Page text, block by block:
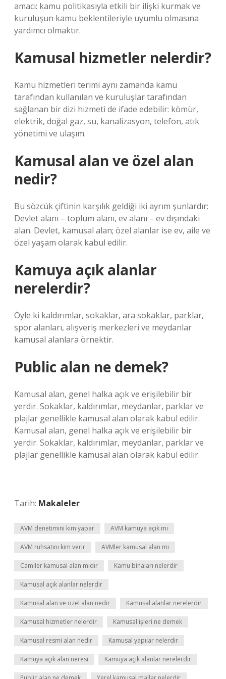
amacı: kamu politikasıyla etkili bir ilişki kurmak ve
kuruluşun kamu beklentileriyle uyumlu olmasına
yardımcı olmaktır.
Kamusal hizmetler nelerdir?
Kamu hizmetleri terimi aynı zamanda kamu
tarafından kullanılan ve kuruluşlar tarafından
sağlanan bir dizi hizmeti de ifade edebilir: kömür,
elektrik, doğal gaz, su, kanalizasyon, telefon, atık
yönetimi ve ulaşım.
Kamusal alan ve özel alan
nedir?
Bu sözcük çiftinin karşılık geldiği iki ayrım şunlardır:
Devlet alanı – toplum alanı, ev alanı – ev dışındaki
alan. Devlet, kamusal alan; özel alanlar ise ev, aile ve
özel yaşam olarak kabul edilir.
Kamuya açık alanlar
nerelerdir?
Öyle ki kaldırımlar, sokaklar, ara sokaklar, parklar,
spor alanları, alışveriş merkezleri ve meydanlar
kamusal alanlara örnektir.
Public alan ne demek?
Kamusal alan, genel halka açık ve erişilebilir bir
yerdir. Sokaklar, kaldırımlar, meydanlar, parklar ve
plajlar genellikle kamusal alan olarak kabul edilir.
Kamusal alan, genel halka açık ve erişilebilir bir
yerdir. Sokaklar, kaldırımlar, meydanlar, parklar ve
plajlar genellikle kamusal alan olarak kabul edilir.
Tarih: Makaleler
AVM denetimini kim yapar AVM kamuya açık mı
AVM ruhsatını kim verir AVMler kamusal alan mı
Camiler kamusal alan mıdır Kamu binaları nelerdir
Kamusal açık alanlar nelerdir
Kamusal alan ve özel alan nedir Kamusal alanlar nerelerdir
Kamusal hizmetler nelerdir Kamusal işleri ne demek
Kamusal resmi alan nedir Kamusal yapılar nelerdir
Kamuya açık alan neresi Kamuya açık alanlar nerelerdir